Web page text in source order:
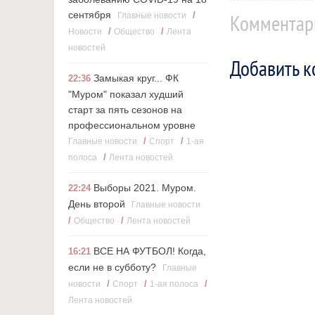
сентября
Главные новости /
Новости / Общество / Лента
новостей
22:36 Замыкая круг... ФК
"Муром" показал худший
старт за пять сезонов на
профессиональном уровне
Главные новости / Cпорт / 1-ая
полоса
/ Лента новостей
22:24 Выборы 2021. Муром.
День второй
Главные новости
/ Общество / Лента новостей
16:21 ВСЕ НА ФУТБОЛ! Когда,
если не в субботу?
Главные
новости
/ Cпорт / 1-ая полоса /
Лента новостей
Добавить